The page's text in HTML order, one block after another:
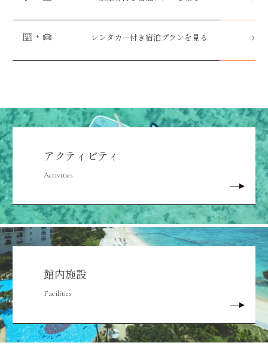
レンタカー付き宿泊プランを見る
アクティビティ
Activities
館内施設
Facilities